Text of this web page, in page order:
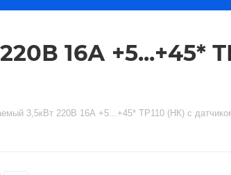
16А +5...+45*
3,5кВт 220В 16А +5...+45* ТР110 (НК) с